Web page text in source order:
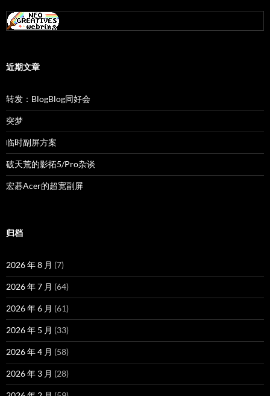
近期文章
转发：BlogBlog同好会
突梦
临时副屏方案
破天荒的影拓5/Pro杂谈
宏碁Acer的超宽副屏
归档
2026 年 8 月 (7)
2026 年 7 月 (64)
2026 年 6 月 (61)
2026 年 5 月 (33)
2026 年 4 月 (58)
2026 年 3 月 (28)